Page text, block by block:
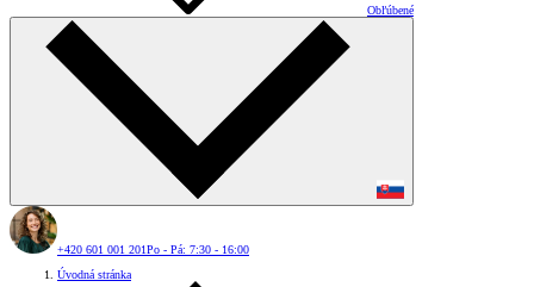
Obľúbené
+420 601 001 201Po - Pá: 7:30 - 16:00
Úvodná stránka